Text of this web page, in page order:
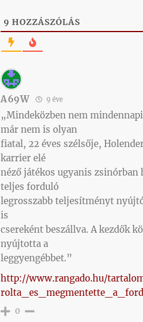
9 HOZZÁSZÓLÁS
A69W 9 éve
„Mindeközben nem
már nem is olyan
fiatal, 22 éves szélsője,
karrier elé
néző játékos ugyanis
teljes forduló
legrosszabb teljesítményt
is
csereként beszállva. A kezdők
nyújtotta a
leggyengébbet.”
http://www.rangado.hu/
0